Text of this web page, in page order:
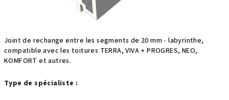
Joint de rechange entre les segments de 20 mm - labyrinthe,
compatible avec les toitures TERRA, VIVA + PROGRES, NEO,
KOMFORT et autres.
Type de spécialiste :